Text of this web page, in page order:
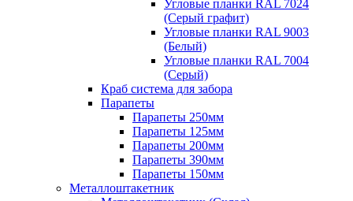
Угловые планки RAL 7024
(Серый графит)
Угловые планки RAL 9003
(Белый)
Угловые планки RAL 7004
(Серый)
Краб система для забора
Парапеты
Парапеты 250мм
Парапеты 125мм
Парапеты 200мм
Парапеты 390мм
Парапеты 150мм
Металлоштакетник